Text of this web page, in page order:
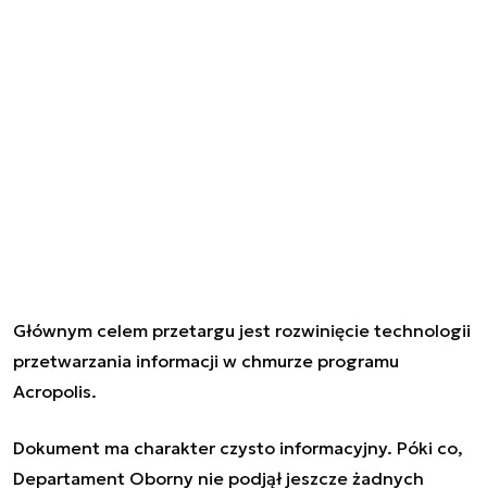
Głównym celem przetargu jest rozwinięcie technologii
przetwarzania informacji w chmurze programu
Acropolis.
Dokument ma charakter czysto informacyjny. Póki co,
Departament Oborny nie podjął jeszcze żadnych